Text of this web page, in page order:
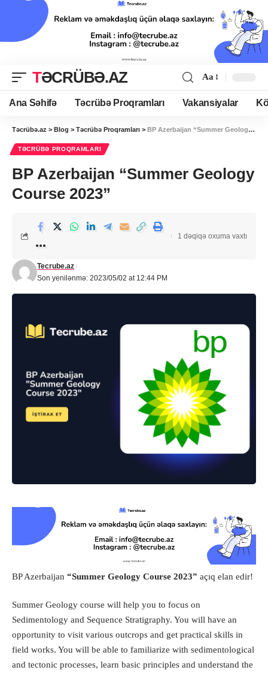
TƏCRÜBƏ.AZ Aa
Ana Səhifə Təcrübə Proqramları Vakansiyalar
Təcrübə.az > Blog > Təcrübə Proqramları > BP Azerbaijan “Summer Geology Course 2023”
TƏCRÜBƏ PROQRAMLARI
BP Azerbaijan “Summer Geology
Course 2023”
Son yenilənmə: 2023/05/02 at 12:44 PM
Tecrube.az
1 dəqiqə oxuma vaxtı
BP Azerbaijan “Summer Geology Course 2023” açıq elan edir!
Summer Geology course will help you to focus on
Sedimentology and Sequence Stratigraphy. You will have an
opportunity to visit various outcrops and get practical skills in
field works. You will be able to familiarize with sedimentological
and tectonic processes, learn basic principles and understand the